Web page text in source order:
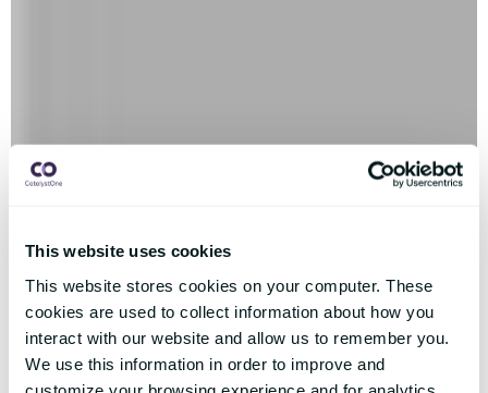
This website uses cookies
This website stores cookies on your computer. These
cookies are used to collect information about how you
interact with our website and allow us to remember you.
We use this information in order to improve and